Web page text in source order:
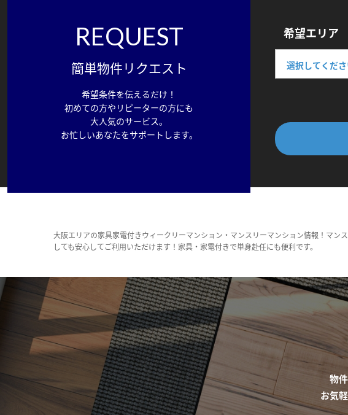
REQUEST
簡単物件リクエスト
希望条件を伝えるだけ！
初めての方やリピーターの方にも
大人気のサービス。
お忙しいあなたをサポートします。
希望エリア
大阪エリアの家具家電付きウィークリーマンション・マンスリーマンション情報！マ
しても安心してご利用いただけます！家具・家電付きで単身赴任にも便利です。
物
お気